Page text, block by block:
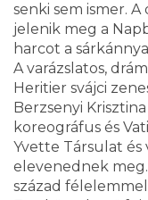
senki sem ismer.
jelenik meg a
harcot a
A varázslatos,
Heritier svájci
Berzsenyi
koreográfus és
Yvette Társulat és
elevenednek
század